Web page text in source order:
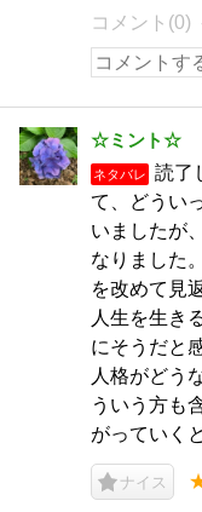
コメント(0)
☆ミント☆
ネタバレ
読了
て、どうい
いましたが
なりました
を改めて見
人生を生き
にそうだと
人格がどう
ういう方も
がっていく
ナイス